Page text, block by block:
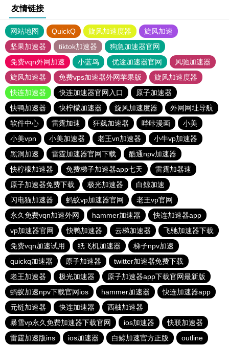
友情链接
网站地图 QuickQ 旋风加速度器
旋风加速
坚果加速器
tiktok加速器
狗急加速器官网
免费vqn外网加速
小蓝鸟 优途加速器官网
风驰加速器
旋风加速器
免费vps加速器外网苹果版
旋风加速度器
快连加速器
快连加速器官网入口
原子加速器
快鸭加速器
快柠檬加速器 旋风加速度器
外网网址导航
软件中心
雷霆加速 狂飙加速器 哔咔漫画
小美
小美vpn
小美加速器 老王vn加速器
小牛vp加速器
黑洞加速
雷霆加速器官网下载
酷通npv加速器
快柠檬加速器
免费梯子加速器app七天
雷霆加器速
原子加速器免费下载
极光加速器
白鲸加速
闪电猫加速器
蚂蚁vp加速器官网
老王vp官网
永久免费vqn加速外网
hammer加速器
快连加速器app
vp加速器官网
快鸭加速器 云梯加速器
飞驰加速器下载
免费vqn加速试用
纸飞机加速器
梯子npv加速
quickq加速器
原子加速器
twitter加速器免费下载
老王加速器
极光加速器
原子加速器app下载官网最新版
蚂蚁加速npv下载官网ios
hammer加速器
快连加速器app
元链加速器
快连加速器
西柚加速器
暴雪vp永久免费加速器下载官网
ios加速器
快联加速器
雷霆加速版ins
ios加速器 白鲸加速官方正版 outline